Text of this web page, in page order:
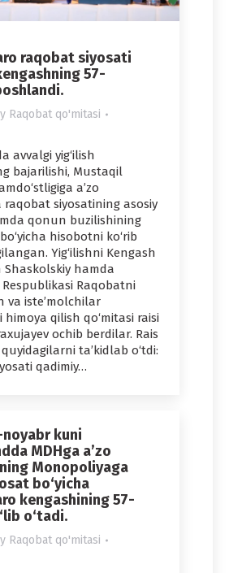
raqobat siyosati
57-
Raqobat qo'mitasi
avvalgi yig‘ilish
bajarilishi, Mustaqil
a’zo
siyosatining asosiy
qonun buzilishining
hisobotni ko‘rib
Yig‘ilishni Kengash
Shaskolskiy hamda
Respublikasi Raqobatni
va iste’molchilar
qilish qo‘mitasi raisi
ochib berdilar. Rais
ta’kidlab o‘tdi:
qadimiy…
kuni
MDHga a’zo
Monopoliyaga
bo‘yicha
kengashining 57-
o‘tadi.
Raqobat qo'mitasi